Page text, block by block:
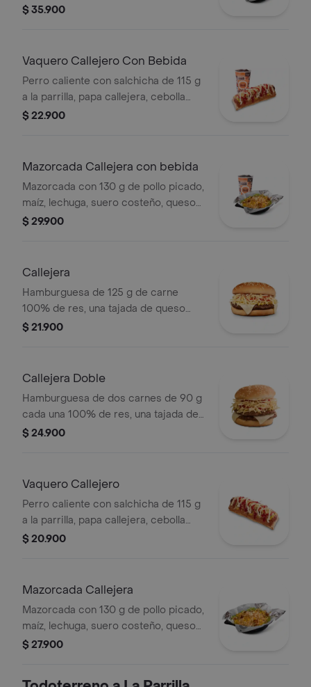
costeño, salsa BBQ, salsa Corral,
$ 35.900
Vaquero Callejero Con Bebida
Perro caliente con salchicha de 115 g
a la parrilla, papa callejera, cebolla
picada, salsa blanca, salsa de tomate
$ 22.900
Mazorcada Callejera con bebida
Mazorcada con 130 g de pollo picado,
maíz, lechuga, suero costeño, queso
costeño, salsa BBQ, salsa Corral,
$ 29.900
Callejera
Hamburguesa de 125 g de carne
100% de res, una tajada de queso
tipo mozzarella, papas callejera, salsa
$ 21.900
Callejera Doble
Hamburguesa de dos carnes de 90 g
cada una 100% de res, una tajada de
queso tipo mozzarella, papas
$ 24.900
Vaquero Callejero
Perro caliente con salchicha de 115 g
a la parrilla, papa callejera, cebolla
picada, salsa blanca, salsa de tomate
$ 20.900
Mazorcada Callejera
Mazorcada con 130 g de pollo picado,
maíz, lechuga, suero costeño, queso
costeño, salsa BBQ, salsa Corral,
$ 27.900